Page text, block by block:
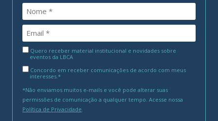
Quero receber material institucional e novidades sobre
eventos da LBCA
Concordo em receber comunicações de acordo com meus
interesses.*
*Não enviamos muitos e-mails e você pode alterar suas
permissões de comunicação a qualquer tempo. Acesse nossa
Política de Privacidade